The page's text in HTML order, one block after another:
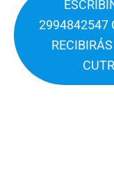
2994842547